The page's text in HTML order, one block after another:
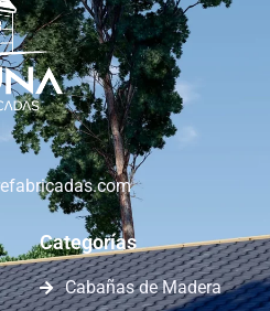
Categorías
Cabañas de Madera